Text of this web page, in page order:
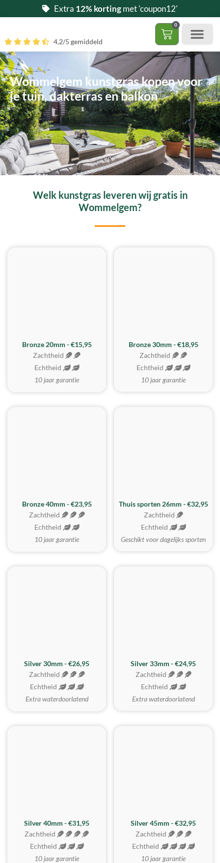
naar
inhoud
Extra 12% kortingmet 'coupon12'
0
4,2/5 gemiddeld
Wommelgem kunstgras kopen voor
je tuin, dakterras en balkon
Welk kunstgras leveren wij gratis in
Wommelgem?
Bronze 20mm - €15,95
Zachtheid
Echtheid
10 jaar garantie
BESTE KOOP
Bronze 30mm - €18,95
Zachtheid
Echtheid
10 jaar garantie
Bronze 40mm - €23,95
Zachtheid
Echtheid
10 jaar garantie
Thuis sporten 26mm - €32,95
Zachtheid
Echtheid
Geschikt voor dagelijks sporten
Silver 30mm - €26,95
Zachtheid
Echtheid
Extra waterdoorlatend
Silver 33mm - €24,95
Zachtheid
Echtheid
Extra waterdoorlatend
Silver 40mm - €31,95
Zachtheid
Echtheid
10 jaar garantie
MEEST GEKOZEN
Silver 45mm - €32,95
Zachtheid
Echtheid
10 jaar garantie